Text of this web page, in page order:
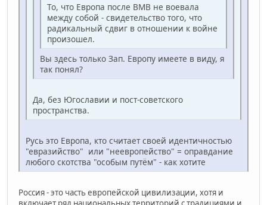
То, что Европа после ВМВ не воевала
между собой - свидетельство того, что
радикальный сдвиг в отношении к войне
произошел.
Вы здесь только Зап. Европу имеете в виду, я
так понял?
Да, без Югославии и пост-советского
пространства.
Русь это Европа, кто считает своей идентичностью
"евразийство" или "неевропейство" = оправдание
любого скотства "особым путём" - как хотите
Россия - это часть европейской цивилизации, хотя и